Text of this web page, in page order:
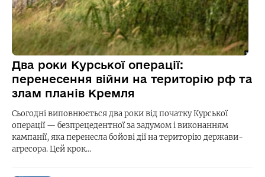
Два роки Курської операції:
перенесення війни на територію рф та
злам планів Кремля
Сьогодні виповнюється два роки від початку Курської
операції — безпрецедентної за задумом і виконанням
кампанії, яка перенесла бойові дії на територію держави-
агресора. Цей крок…